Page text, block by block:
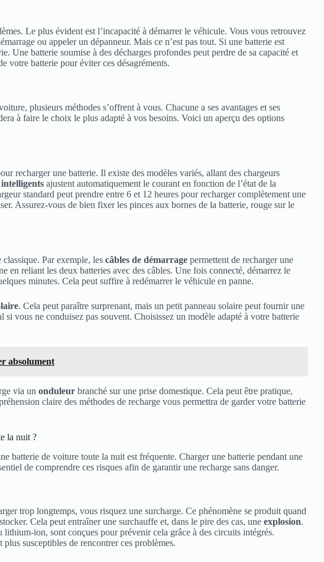
Le plus évident est l’incapacité à démarrer le véhicule. Vous vous retrouvez
ou appeler un dépanneur. Mais ce n’est pas tout. Si une batterie est
Une batterie soumise à des décharges profondes peut perdre de sa capacité et
votre batterie pour éviter ces désagréments.
plusieurs méthodes s’offrent à vous. Chacune a ses avantages et ses
à faire le choix le plus adapté à vos besoins. Voici un aperçu des options
recharger une batterie. Il existe des modèles variés, allant des chargeurs
ajustent automatiquement le courant en fonction de l’état de la
standard peut prendre entre 6 et 12 heures pour recharger complètement une
Assurez-vous de bien fixer les pinces aux bornes de la batterie, rouge sur le
Par exemple, les câbles de démarrage permettent de recharger une
en reliant les deux batteries avec des câbles. Une fois connecté, démarrez le
minutes. Cela peut suffire à redémarrer le véhicule en panne.
. Cela peut paraître surprenant, mais un petit panneau solaire peut fournir une
si vous ne conduisez pas souvent. Choisissez un modèle adapté à votre batterie
absolument
via un onduleur branché sur une prise domestique. Cela peut être pratique,
claire des méthodes de recharge vous permettra de garder votre batterie
la nuit ?
batterie de voiture toute la nuit est fréquente. Charger une batterie pendant une
de comprendre ces risques afin de garantir une recharge sans danger.
trop longtemps, vous risquez une surcharge. Ce phénomène se produit quand
Cela peut entraîner une surchauffe et, dans le pire des cas, une explosion.
lithium-ion, sont conçues pour prévenir cela grâce à des circuits intégrés.
susceptibles de rencontrer ces problèmes.